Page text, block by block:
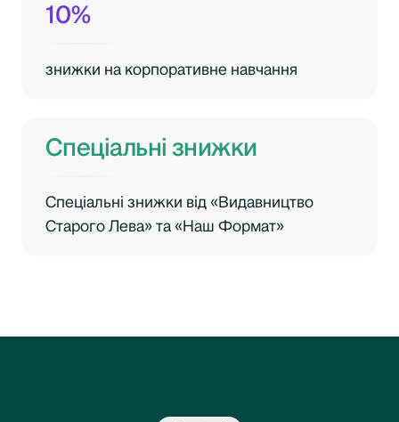
10%
знижки на корпоративне навчання
Спеціальні знижки
Спеціальні знижки від «Видавництво
Старого Лева» та «Наш Формат»